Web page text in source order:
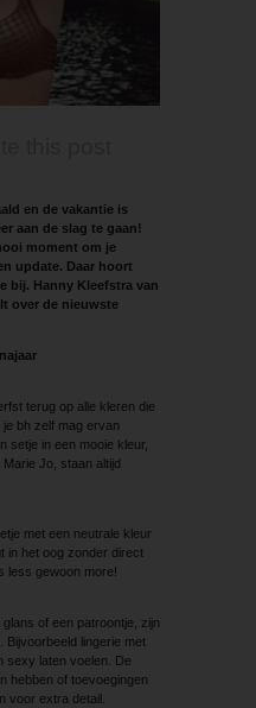
en de vakantie is
aan de slag te gaan!
moment om je
update. Daar hoort
bij. Hanny Kleefstra van
over de nieuwste
terug op alle kleren die
bh zelf mag ervan
setje in een mooie kleur,
Jo, staan altijd
met een neutrale kleur
in het oog zonder direct
less gewoon more!
of een patroontje, zijn
Bijvoorbeeld lingerie met
sexy laten voelen. De
hebben of toevoegingen
voor extra detail.